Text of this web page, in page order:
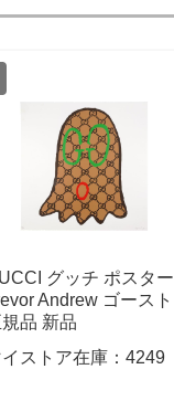
グッチ ポスター
Andrew ゴースト
品 新品
ストア在庫： 4249